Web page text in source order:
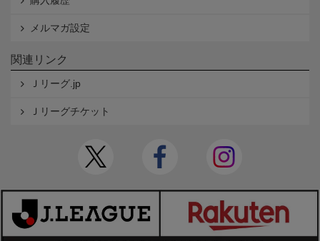
メルマガ設定
関連リンク
Ｊリーグ.jp
Ｊリーグチケット